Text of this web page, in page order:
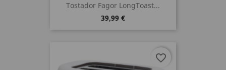
Tostador Fagor LongToast...
39,99 €
favorite_border